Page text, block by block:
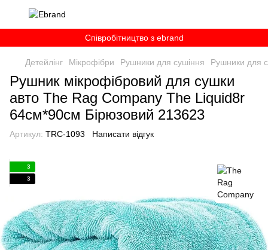
Співробітництво з ebrand
Детейлінг Мікрофібри Рушники для сушіння Рушники для
Рушник мікрофібровий для сушки
авто The Rag Company The Liquid8r
64см*90см Бірюзовий 213623
Артикул: TRC-1093 Написати відгук
3
3